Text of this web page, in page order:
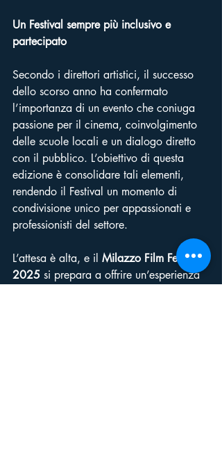
Un Festival sempre più inclusivo e
partecipato
Secondo i direttori artistici, il successo
dello scorso anno ha confermato
l’importanza di un evento che coniuga
passione per il cinema, coinvolgimento
delle scuole locali e un dialogo diretto
con il pubblico. L’obiettivo di questa
edizione è consolidare tali elementi,
rendendo il Festival un momento di
condivisione unico per appassionati e
professionisti del settore.
L’attesa è alta, e il Milazzo Film Festival
2025 si prepara a offrire un’esperienza